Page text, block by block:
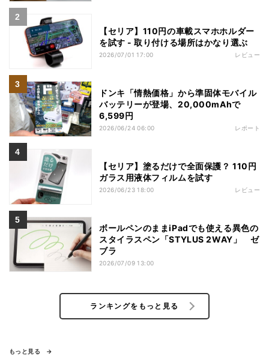
【セリア】110円の車載スマホホルダー
を試す - 取り付ける場所はかなり選ぶ
2026/07/01 17:00 レビュー
ドンキ「情熱価格」から準固体モバイル
バッテリーが登場、20,000mAhで
6,599円
2026/06/24 06:00 レポート
【セリア】塗るだけで全面保護？ 110円
ガラス用液体フィルムを試す
2026/06/23 18:00 レビュー
ボールペンのままiPadでも使える異色の
スタイラスペン「STYLUS 2WAY」 ゼ
ブラ
2026/07/09 13:00
ランキングをもっと見る
もっと見る